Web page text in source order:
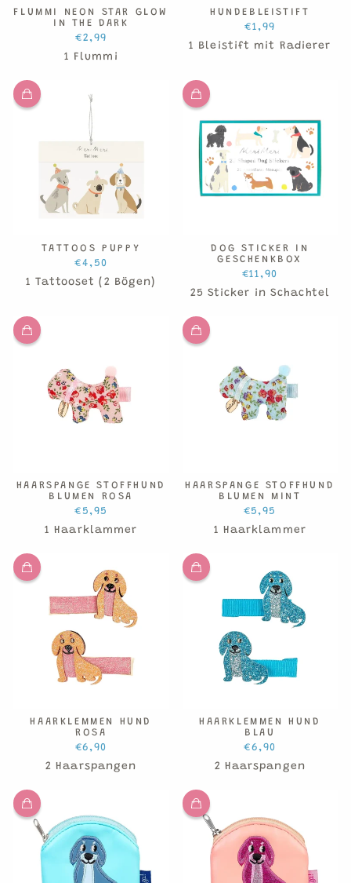
FLUMMI NEON STAR GLOW
IN THE DARK
€2,99
1 Flummi
HUNDEBLEISTIFT
€1,99
1 Bleistift mit Radierer
TATTOOS PUPPY
€4,50
1 Tattooset (2 Bögen)
DOG STICKER IN
GESCHENKBOX
€11,90
25 Sticker in Schachtel
HAARSPANGE STOFFHUND
BLUMEN ROSA
€5,95
1 Haarklammer
HAARSPANGE STOFFHUND
BLUMEN MINT
€5,95
1 Haarklammer
HAARKLEMMEN HUND
ROSA
€6,90
2 Haarspangen
HAARKLEMMEN HUND
BLAU
€6,90
2 Haarspangen